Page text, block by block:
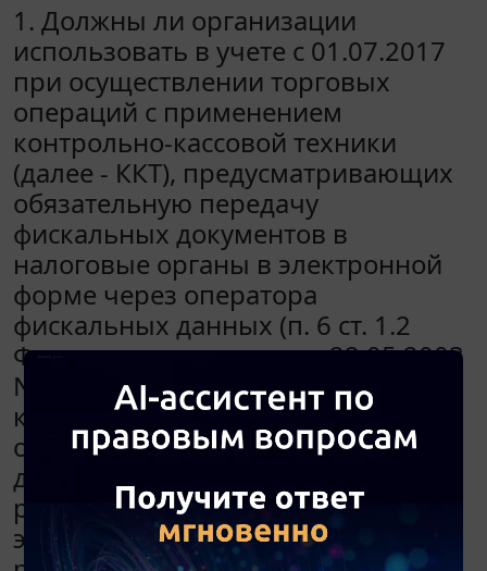
1. Должны ли организации
использовать в учете с 01.07.2017
при осуществлении торговых
операций с применением
контрольно-кассовой техники
(далее - ККТ), предусматривающих
обязательную передачу
фискальных документов в
налоговые органы в электронной
форме через оператора
фискальных данных (п. 6 ст. 1.2
Федерального закона от 22.05.2003
N 54-ФЗ "О применении
контрольно-кассовой техники при
осуществлении наличных
денежных расчетов и (или)
расчетов с использованием
электронных средств платежа" в